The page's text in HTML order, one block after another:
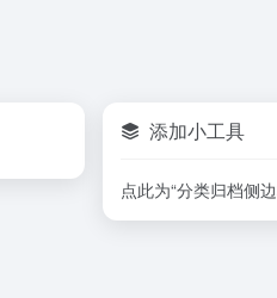
添加小工具
点此为“分类归档侧